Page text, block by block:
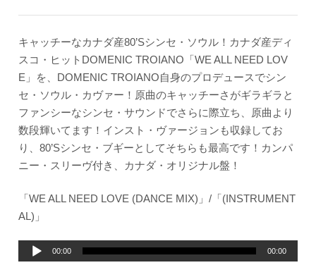
キャッチーなカナダ産80’Sシンセ・ソウル！カナダ産ディ
スコ・ヒットDOMENIC TROIANO「WE ALL NEED LOV
E」を、DOMENIC TROIANO自身のプロデュースでシン
セ・ソウル・カヴァー！原曲のキャッチーさがギラギラと
ファンシーなシンセ・サウンドでさらに際立ち、原曲より
数段輝いてます！インスト・ヴァージョンも収録してお
り、80’Sシンセ・ブギーとしてそちらも最高です！カンパ
ニー・スリーヴ付き、カナダ・オリジナル盤！
「WE ALL NEED LOVE (DANCE MIX)」/「(INSTRUMENT
AL)」
00:00 00:00